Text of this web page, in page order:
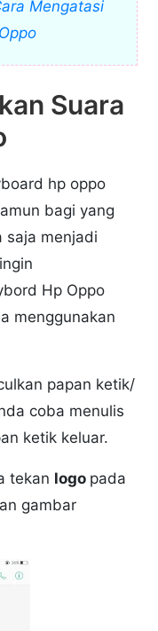
Mengatasi
Suara
hp oppo
bagi yang
saja menjadi
Hp Oppo
menggunakan
papan ketik/
coba menulis
ketik keluar.
tekan logo pada
gambar